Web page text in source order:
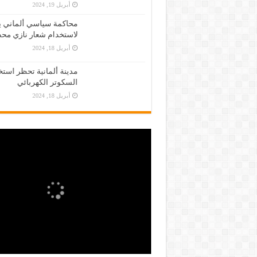
أبريل 19, 2024
محاكمة سياسي ألماني
لاستخدام شعار نازي
أبريل 18, 2024
مدينة ألمانية تحظر
السكوتر الكهربائي
أبريل 18, 2024